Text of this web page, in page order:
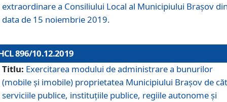
extraordinare a Consiliului Local al Municipiului Brașov
data de 15 noiembrie 2019.
896/10.12.2019
Titlu: Exercitarea modului de administrare a bunurilor
(mobile și imobile) proprietatea Municipiului Brașov de
serviciile publice, instituțiile publice, regiile autonome și